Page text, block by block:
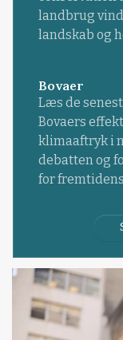
landbrug
landskab og
Bovaer
Læs de
Bovaers
klimaaftryk i
debatten og
for